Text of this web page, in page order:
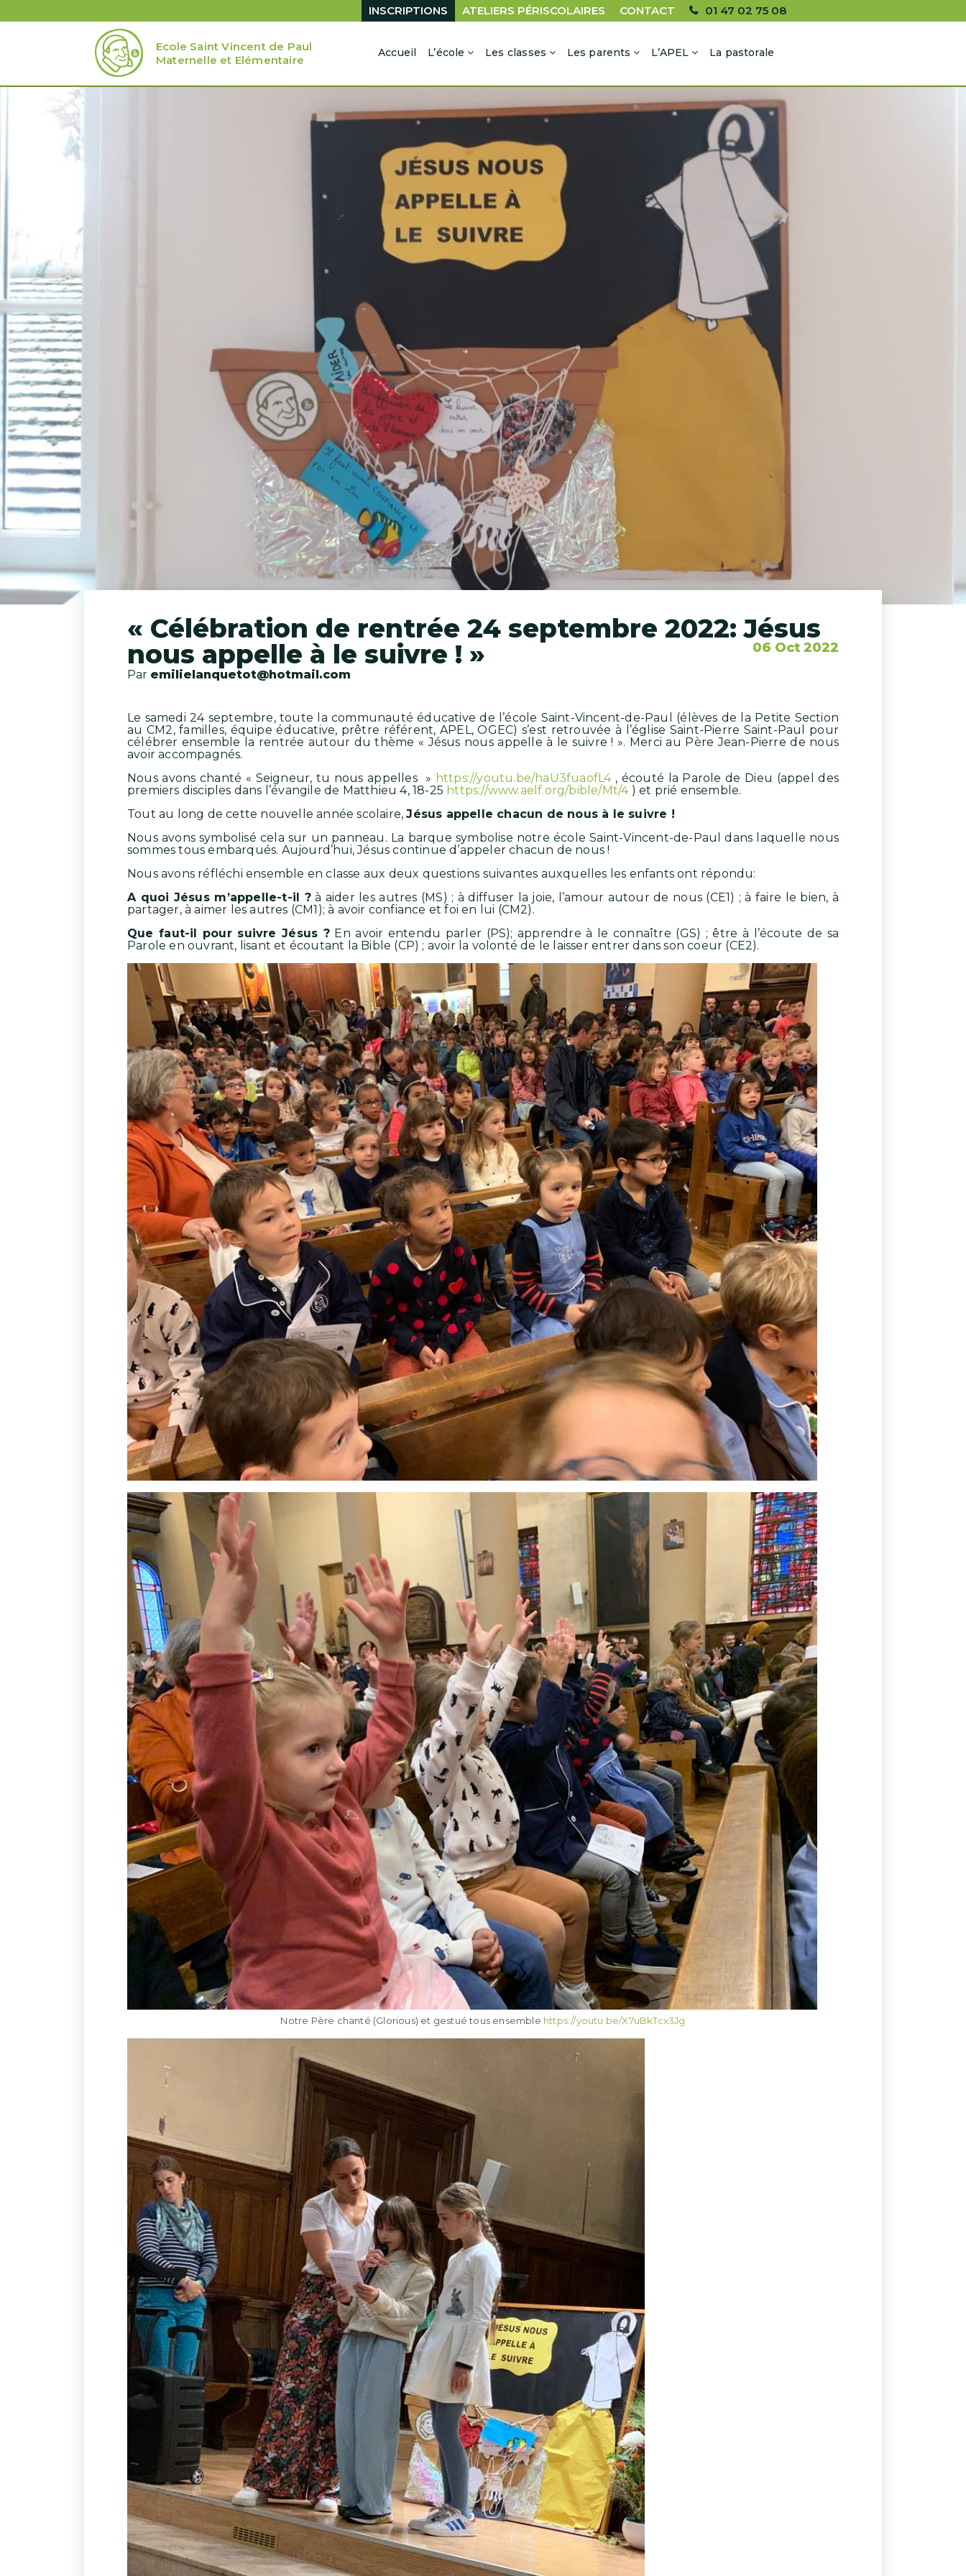
01 47 02 75 08
CONTACT
ATELIERS PÉRISCOLAIRES
INSCRIPTIONS
Ecole Saint Vincent de Paul
Maternelle et Elémentaire
Accueil L’école Les classes Les parents L’APEL La pastorale
« Célébration de rentrée 24 septembre 2022: Jésus
nous appelle à le suivre ! »
06 Oct 2022
Par emilielanquetot@hotmail.com
Le samedi 24 septembre, toute la communauté éducative de l’école Saint-Vincent-de-Paul (élèves de la Petite Section
au CM2, familles, équipe éducative, prêtre référent, APEL, OGEC) s’est retrouvée à l’église Saint-Pierre Saint-Paul pour
célébrer ensemble la rentrée autour du thème « Jésus nous appelle à le suivre ! ». Merci au Père Jean-Pierre de nous
avoir accompagnés.
Nous avons chanté « Seigneur, tu nous appelles » https://youtu.be/haU3fuaofL4, écouté la Parole de Dieu (appel des
premiers disciples dans l’évangile de Matthieu 4, 18-25 https://www.aelf.org/bible/Mt/4) et prié ensemble.
Tout au long de cette nouvelle année scolaire,Jésus appelle chacun de nous à le suivre !
Nous avons symbolisé cela sur un panneau. La barque symbolise notre école Saint-Vincent-de-Paul dans laquelle nous
sommes tous embarqués. Aujourd’hui, Jésus continue d’appeler chacun de nous !
Nous avons réfléchi ensemble en classe aux deux questions suivantes auxquelles les enfants ont répondu:
A quoi Jésus m’appelle-t-il ?à aider les autres (MS) ; à diffuser la joie, l’amour autour de nous (CE1) ; à faire le bien, à
partager, à aimer les autres (CM1); à avoir confiance et foi en lui (CM2).
Que faut-il pour suivre Jésus ?En avoir entendu parler (PS); apprendre à le connaître (GS) ; être à l’écoute de sa
Parole en ouvrant, lisant et écoutant la Bible (CP) ; avoir la volonté de le laisser entrer dans son coeur (CE2).
Notre Père chanté (Glorious) et gestué tous ensemble https://youtu.be/X7uBkTcx3Jg